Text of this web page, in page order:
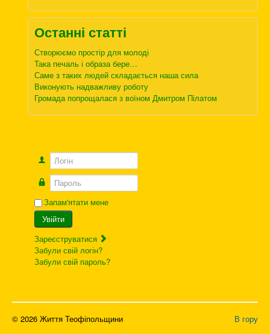
Останні статті
Створюємо простір для молоді
Така печаль і образа бере…
Саме з таких людей складається наша сила
Виконують надважливу роботу
Громада попрощалася з воїном Дмитром Пілатом
Логін
Пароль
Запам'ятати мене
Увійти
Зареєструватися
Забули свій логін?
Забули свій пароль?
В гору
© 2026 Життя Теофіпольщини